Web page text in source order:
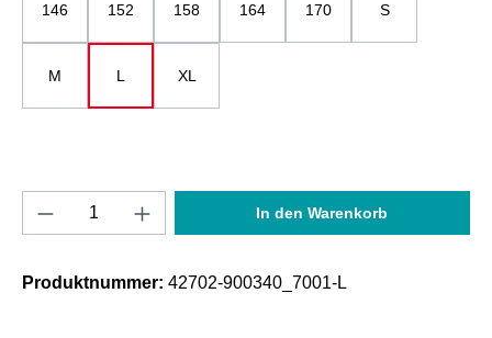
146 152 158 164 170 S
M L XL
Produkt Anzahl: Gib den gewünschten
In den Warenkorb
Produktnummer: 42702-900340_7001-L